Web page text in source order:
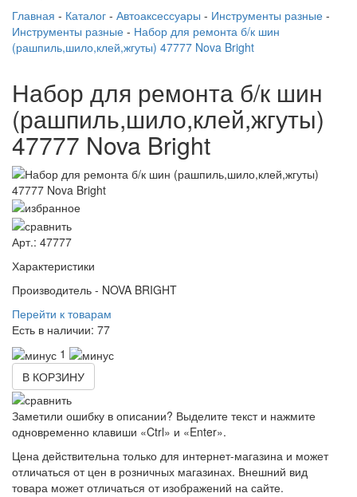
Главная - Каталог - Автоаксессуары - Инструменты разные -
Инструменты разные - Набор для ремонта б/к шин
(рашпиль,шило,клей,жгуты) 47777 Nova Bright
Набор для ремонта б/к шин
(рашпиль,шило,клей,жгуты)
47777 Nova Bright
Арт.: 47777
Характеристики
Производитель - NOVA BRIGHT
Перейти к товарам
Есть в наличии: 77
1
В КОРЗИНУ
Заметили ошибку в описании? Выделите текст и нажмите
одновременно клавиши «Ctrl» и «Enter».
Цена действительна только для интернет-магазина и может
отличаться от цен в розничных магазинах. Внешний вид
товара может отличаться от изображений на сайте.